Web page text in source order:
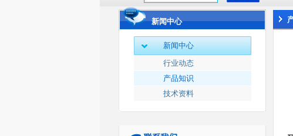
新闻中心
新闻中心
行业动态
产品知识
技术资料